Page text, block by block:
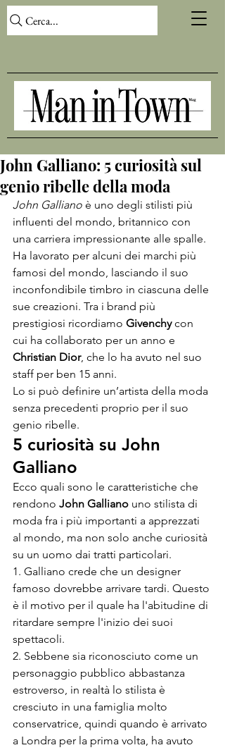
Cerca...
John Galliano: 5 curiosità sul
genio ribelle della moda
John Galliano è uno degli stilisti più
influenti del mondo, britannico con
una carriera impressionante alle spalle.
Ha lavorato per alcuni dei marchi più
famosi del mondo, lasciando il suo
inconfondibile timbro in ciascuna delle
sue creazioni. Tra i brand più
prestigiosi ricordiamo Givenchy con
cui ha collaborato per un anno e
Christian Dior, che lo ha avuto nel suo
staff per ben 15 anni.
Lo si può definire un’artista della moda
senza precedenti proprio per il suo
genio ribelle.
5 curiosità su John
Galliano
Ecco quali sono le caratteristiche che
rendono John Galliano uno stilista di
moda fra i più importanti a apprezzati
al mondo, ma non solo anche curiosità
su un uomo dai tratti particolari.
1. Galliano crede che un designer
famoso dovrebbe arrivare tardi. Questo
è il motivo per il quale ha l'abitudine di
ritardare sempre l'inizio dei suoi
spettacoli.
2. Sebbene sia riconosciuto come un
personaggio pubblico abbastanza
estroverso, in realtà lo stilista è
cresciuto in una famiglia molto
conservatrice, quindi quando è arrivato
a Londra per la prima volta, ha avuto